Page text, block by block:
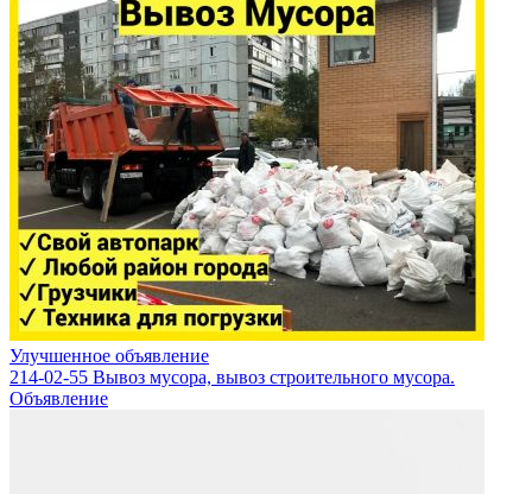
Улучшенное объявление
214-02-55 Вывоз мусора, вывоз строительного мусора.
Объявление